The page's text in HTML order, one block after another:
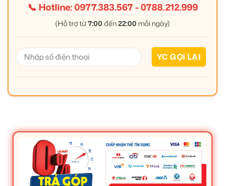
📞 Hotline:0977.383.567-0788.212.999
(Hỗ trợ từ7:00 đến22:00 mỗi ngày)